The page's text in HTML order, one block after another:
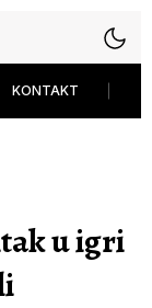
KONTAKT
u igri